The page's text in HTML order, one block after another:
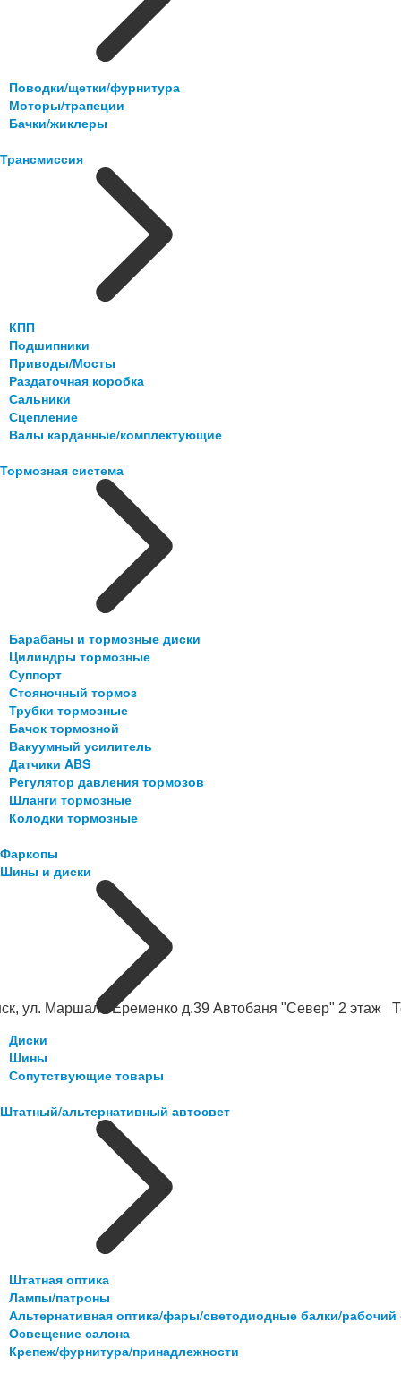
ул. Маршала Еременко д.39 Автобаня "Север" 2 этаж
Поводки/щетки/фурнитура
Моторы/трапеции
Бачки/жиклеры
Трансмиссия
КПП
Подшипники
Приводы/Мосты
Раздаточная коробка
Сальники
Сцепление
Валы карданные/комплектующие
Тормозная система
Барабаны и тормозные диски
Цилиндры тормозные
Суппорт
Стояночный тормоз
Трубки тормозные
Бачок тормозной
Вакуумный усилитель
Датчики ABS
Регулятор давления тормозов
Шланги тормозные
Колодки тормозные
Фаркопы
Шины и диски
Диски
Шины
Сопутствующие товары
Штатный/альтернативный автосвет
Штатная оптика
Лампы/патроны
Альтернативная оптика/фары/светодиодные балки/рабочий
Освещение салона
Крепеж/фурнитура/принадлежности